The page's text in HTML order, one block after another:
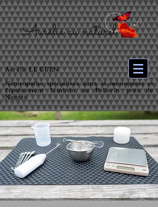
Aurélie LE GUEN
Naturopathe spécialisée dans la ménopause et
l’épuisement féminin au Pellerin près de
Nantes